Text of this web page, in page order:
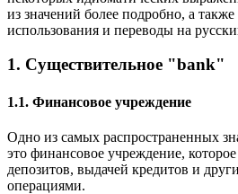
из значений более подробно, а
использования и переводы на
1. Существительное "bank"
1.1. Финансовое учреждение
Одно из самых распространенных
это финансовое учреждение,
депозитов, выдачей кредитов и
операциями.